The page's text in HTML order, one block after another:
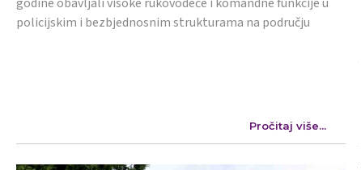
policijskim i bezbjednosnim strukturama na području
Pročitaj više...